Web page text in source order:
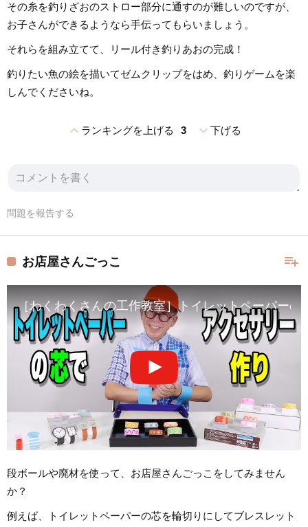
その糸を釣りざおのストロー部分に通すのが難しいのですが、
お子さんができるようなら手伝ってもらいましょう。
それらを組み立てて、リール付き釣りあおの完成！
釣りたい魚の絵を描いてゼムクリップをはめ、釣りゲームを楽
しんでくださいね。
expand_lessランキングを上げる 3 expand_more下げる
問題を報告する
playlist_add
お店屋さんごっこ
［わくわくさんの工作教室］トイレットペーパー
段ボールや廃材を使って、お店屋さんごっこをしてみません
か？
例えば、トイレットペーパーの芯を輪切りにしてブレスレット